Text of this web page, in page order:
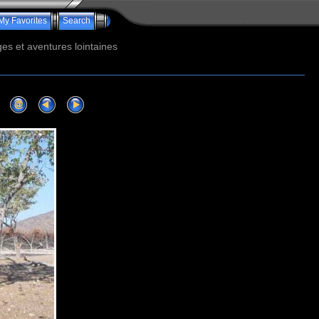
Favorites Search
et aventures lointaines